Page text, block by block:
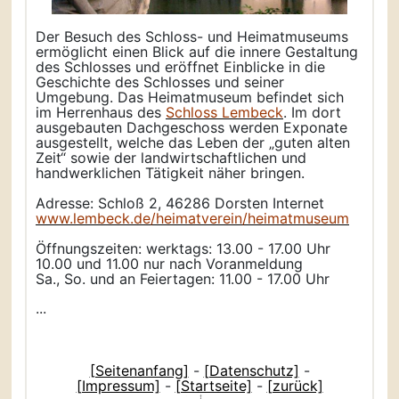
Der Besuch des Schloss- und Heimatmuseums
ermöglicht einen Blick auf die innere Gestaltung
des Schlosses und eröffnet Einblicke in die
Geschichte des Schlosses und seiner
Umgebung. Das Heimatmuseum befindet sich
im Herrenhaus des Schloss Lembeck. Im dort
ausgebauten Dachgeschoss werden Exponate
ausgestellt, welche das Leben der „guten alten
Zeit“ sowie der landwirtschaftlichen und
handwerklichen Tätigkeit näher bringen.
Adresse: Schloß 2, 46286 Dorsten Internet
www.lembeck.de/heimatverein/heimatmuseum
Öffnungszeiten: werktags: 13.00 - 17.00 Uhr
10.00 und 11.00 nur nach Voranmeldung
Sa., So. und an Feiertagen: 11.00 - 17.00 Uhr
...
[Seitenanfang] - [Datenschutz] -
[Impressum] - [Startseite] - [zurück]